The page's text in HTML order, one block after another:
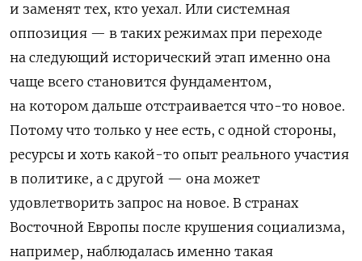
и заменят тех, кто уехал. Или системная
оппозиция — в таких режимах при переходе
на следующий исторический этап именно она
чаще всего становится фундаментом,
на котором дальше отстраивается что-то новое.
Потому что только у нее есть, с одной стороны,
ресурсы и хоть какой-то опыт реального участия
в политике, а с другой — она может
удовлетворить запрос на новое. В странах
Восточной Европы после крушения социализма,
например, наблюдалась именно такая